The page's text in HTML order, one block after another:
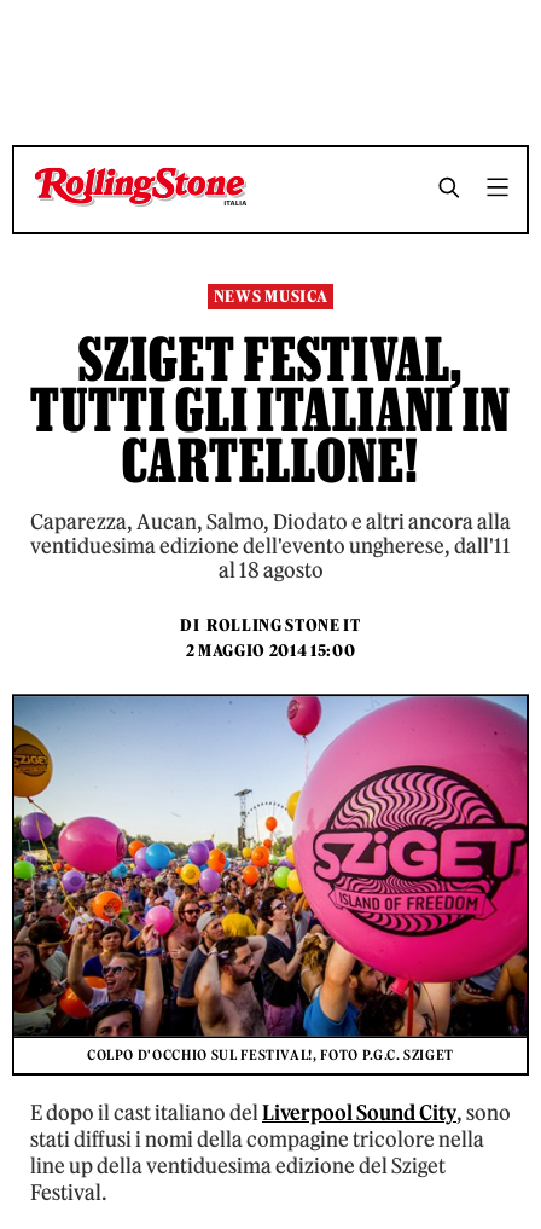
TEMPO DI LETTURA 3 MINUTI SHARE
TEMPO DI LETTURA 3 MINUTI SHARE
NEWS MUSICA
SZIGET FESTIVAL,
TUTTI GLI ITALIANI IN
CARTELLONE!
Caparezza, Aucan, Salmo, Diodato e altri ancora alla
ventiduesima edizione dell'evento ungherese, dall'11
al 18 agosto
DI ROLLING STONE IT
2 MAGGIO 2014 15:00
COLPO D'OCCHIO SUL FESTIVAL!, FOTO P.G.C. SZIGET
E dopo il cast italiano delLiverpool Sound City, sono
stati diffusi i nomi della compagine tricolore nella
line up della ventiduesima edizione del Sziget
Festival.